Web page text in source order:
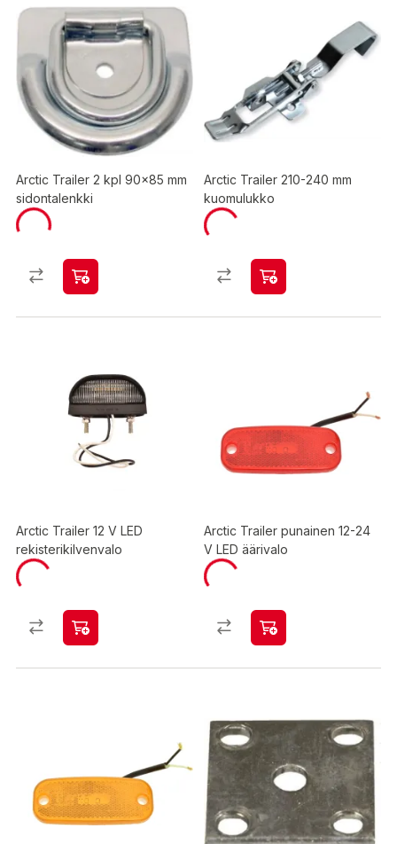
Arctic Trailer 2 kpl 90x85 mm
sidontalenkki
Arctic Trailer 210-240 mm
kuomulukko
Arctic Trailer 12 V LED
rekisterikilvenvalo
Arctic Trailer punainen 12-24
V LED äärivalo